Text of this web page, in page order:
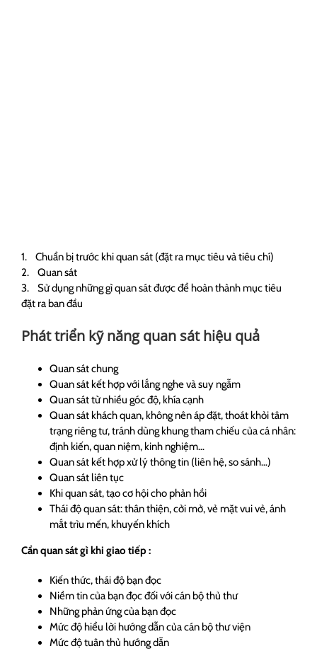
1. Chuẩn bị trước khi quan sát (đặt ra mục tiêu và tiêu chí)
2. Quan sát
3. Sử dụng những gì quan sát được để hoàn thành mục tiêu
đặt ra ban đầu
Phát triển kỹ năng quan sát hiệu quả
Quan sát chung
Quan sát kết hợp với lắng nghe và suy ngẫm
Quan sát từ nhiều góc độ, khía cạnh
Quan sát khách quan, không nên áp đặt, thoát khỏi tâm
trạng riêng tư, tránh dùng khung tham chiếu của cá nhân:
định kiến, quan niệm, kinh nghiệm…
Quan sát kết hợp xử lý thông tin (liên hệ, so sánh…)
Quan sát liên tục
Khi quan sát, tạo cơ hội cho phản hồi
Thái độ quan sát: thân thiện, cởi mở, vẻ mặt vui vẻ, ánh
mắt trìu mến, khuyến khích
Cần quan sát gì khi giao tiếp :
Kiến thức, thái độ bạn đọc
Niềm tin của bạn đọc đối với cán bộ thủ thư
Những phản ứng của bạn đọc
Mức độ hiểu lời hướng dẫn của cán bộ thư viện
Mức độ tuân thủ hướng dẫn